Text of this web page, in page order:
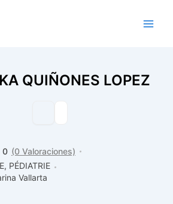
QUIÑONES LOPEZ
0 (0 Valoraciones)
PÉDIATRIE
Vallarta